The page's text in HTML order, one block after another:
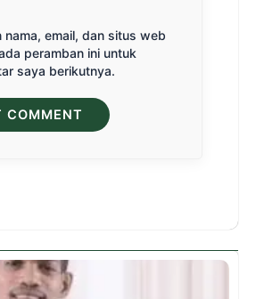
nama, email, dan situs web
peramban ini untuk
saya berikutnya.